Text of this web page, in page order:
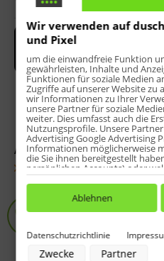
Artikel-Nr.:
Fragen zum Artikel?
Service-Hotline
8 - 20 Uhr:05258-
Sondermaß-Angebot
Wir verwenden auf
und Pixel
um die einwandfreie Funktion
gewährleisten, Inhalte und
Funktionen für soziale Medien
Zugriffe auf unserer Website zu
wir Informationen zu Ihrer
unsere Partner für soziale
weiter. Dies umfasst auch die
Nutzungsprofile. Unsere
Advertising Google Advertising
Informationen möglicherweise
die Sie ihnen bereitgestellt
persönlichen Accounts) oder
Nutzung der Dienste
anderer Geräte). Ihre
und Pixeln können Sie jederzeit
Datenschutz-Button links unten
Zwecke der Datenverarbeitung
Speichern von oder Zugriff auf
Datenschutzrichtlinie
Zwecke Partner
Ablehnen